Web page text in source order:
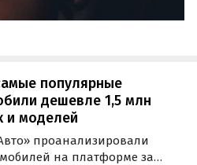
популярные
дешевле 1,5 млн
и моделей
проанализировали
на платформе за